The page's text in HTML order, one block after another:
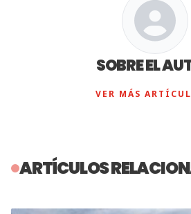
SOBRE EL
VER MÁS
ARTÍCULOS